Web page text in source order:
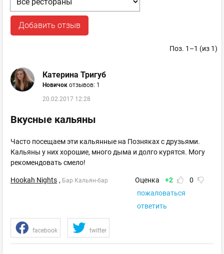
Добавить отзыв
Поз. 1–1 (из 1)
Катерина Тригуб
Новичок отзывов: 1
20.02.2017 12:28
Вкусные кальяны
Часто посещаем эти кальянные на Позняках с друзьями.
Кальяны у них хорошие, много дыма и долго курятся. Могу
рекомендовать смело!
Hookah Nights , Бар Кальян-бар Оценка +2
0
пожаловаться
ответить
facebook twitter